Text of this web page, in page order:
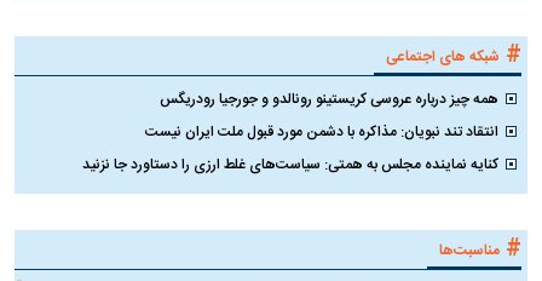
# شبکه های اجتماعی
همه چیز درباره عروسی کریستینو رونالدو و جورجیا رودریگس
انتقاد تند نبویان: مذاکره با دشمن مورد قبول ملت ایران نیست
کنایه نماینده مجلس به همتی: سیاست‌های غلط ارزی را دستاورد جا نزنید
# مناسبت‌ها